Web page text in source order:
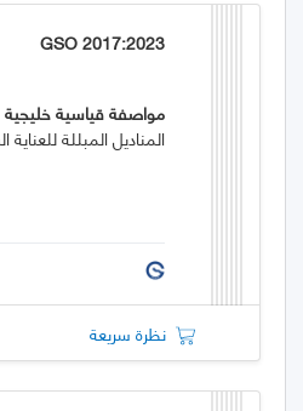
GSO 2017:2023
مواصفة قياسية خليجية
المناديل المبللة
نظرة سريعة